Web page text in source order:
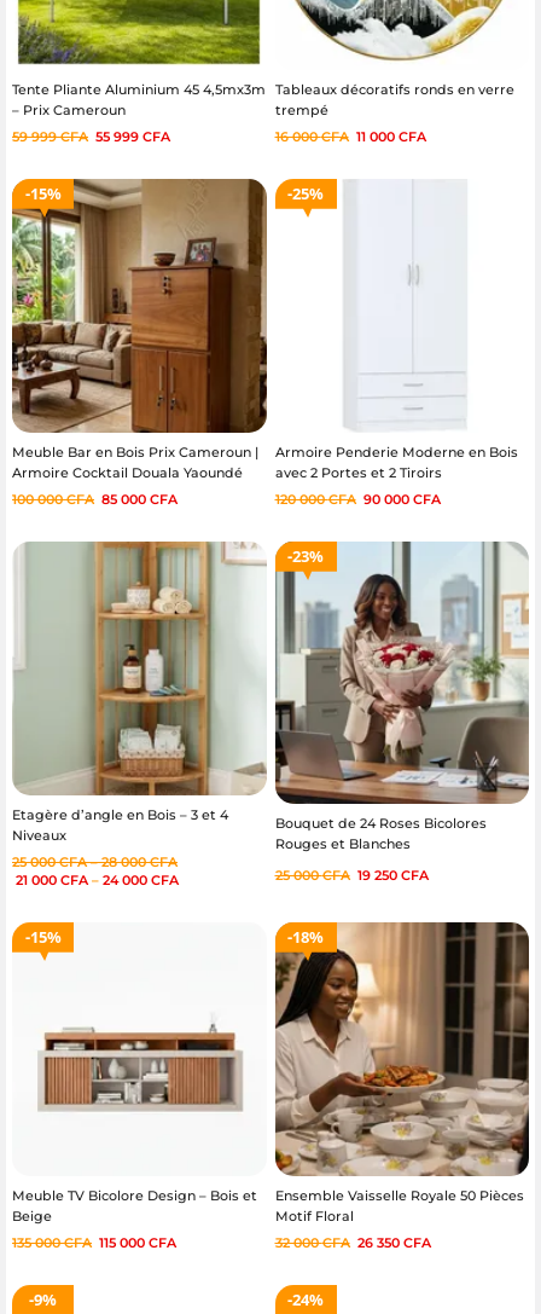
Tente Pliante Aluminium 45 4,5mx3m
– Prix Cameroun
59 999CFA 55 999 CFA
Tableaux décoratifs ronds en verre
trempé
16 000CFA 11 000 CFA
15%
Meuble Bar en Bois Prix Cameroun |
Armoire Cocktail Douala Yaoundé
100 000CFA 85 000 CFA
25%
Armoire Penderie Moderne en Bois
avec 2 Portes et 2 Tiroirs
120 000CFA 90 000 CFA
Etagère d’angle en Bois – 3 et 4
Niveaux
25 000CFA–28 000CFA
21 000 CFA – 24 000 CFA
23%
Bouquet de 24 Roses Bicolores
Rouges et Blanches
25 000CFA 19 250 CFA
15%
Meuble TV Bicolore Design – Bois et
Beige
135 000CFA 115 000 CFA
18%
Ensemble Vaisselle Royale 50 Pièces
Motif Floral
32 000CFA 26 350 CFA
9% 24%